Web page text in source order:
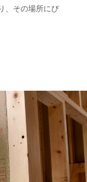
、その場所にぴ